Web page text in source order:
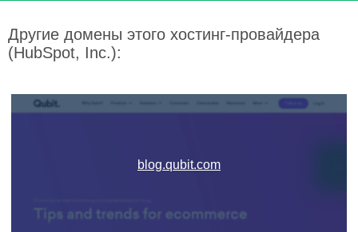
Другие домены этого хостинг-провайдера
(HubSpot, Inc.):
blog.qubit.com